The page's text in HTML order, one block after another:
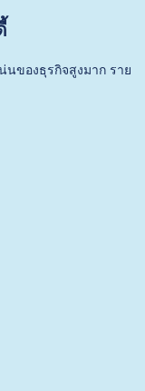
ของธุรกิจสูงมาก ราย